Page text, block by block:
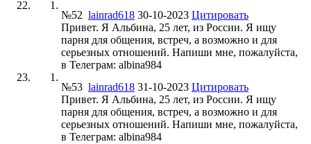
№52 lainrad618 30-10-2023 Цитировать
Привет. Я Альбина, 25 лет, из России. Я ищу
парня для общения, встреч, а возможно и для
серьезных отношений. Напиши мне, пожалуйста,
в Телеграм: albina984
№53 lainrad618 31-10-2023 Цитировать
Привет. Я Альбина, 25 лет, из России. Я ищу
парня для общения, встреч, а возможно и для
серьезных отношений. Напиши мне, пожалуйста,
в Телеграм: albina984